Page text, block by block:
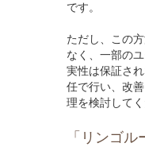
です。
ただし、この
なく、一部の
実性は保証さ
任で行い、改
理を検討してく
「リンゴ